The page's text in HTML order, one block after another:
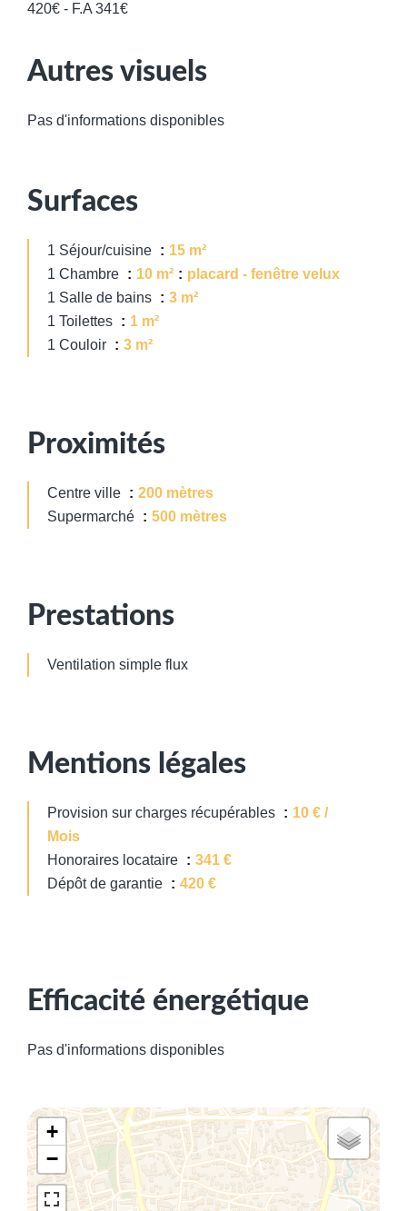
420€ - F.A 341€
Autres visuels
Pas d'informations disponibles
Surfaces
1 Séjour/cuisine
15 m²
1 Chambre
10 m²
placard - fenêtre velux
1 Salle de bains
3 m²
1 Toilettes
1 m²
1 Couloir
3 m²
Proximités
Centre ville
200 mètres
Supermarché
500 mètres
Prestations
Ventilation simple flux
Mentions légales
Provision sur charges récupérables
10 € /
Mois
Honoraires locataire
341 €
Dépôt de garantie
420 €
Efficacité énergétique
Pas d'informations disponibles
+
−